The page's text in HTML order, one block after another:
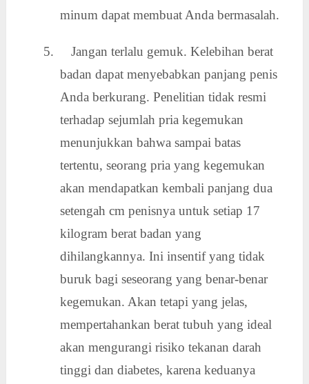
minum dapat membuat Anda bermasalah.
5. Jangan terlalu gemuk. Kelebihan berat
badan dapat menyebabkan panjang penis
Anda berkurang. Penelitian tidak resmi
terhadap sejumlah pria kegemukan
menunjukkan bahwa sampai batas
tertentu, seorang pria yang kegemukan
akan mendapatkan kembali panjang dua
setengah cm penisnya untuk setiap 17
kilogram berat badan yang
dihilangkannya. Ini insentif yang tidak
buruk bagi seseorang yang benar-benar
kegemukan. Akan tetapi yang jelas,
mempertahankan berat tubuh yang ideal
akan mengurangi risiko tekanan darah
tinggi dan diabetes, karena keduanya